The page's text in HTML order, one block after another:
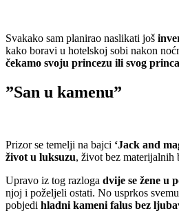
Svakako sam planirao naslikati još
kako boravi u hotelskoj sobi nakon
čekamo svoju princezu ili svog
”San u kamenu”
Prizor se temelji na bajci ‘Jack and
život u luksuzu, život bez materijalnih
Upravo iz tog razloga dvije se žene u
njoj i poželjeli ostati. No usprkos
pobjedi hladni kameni falus bez